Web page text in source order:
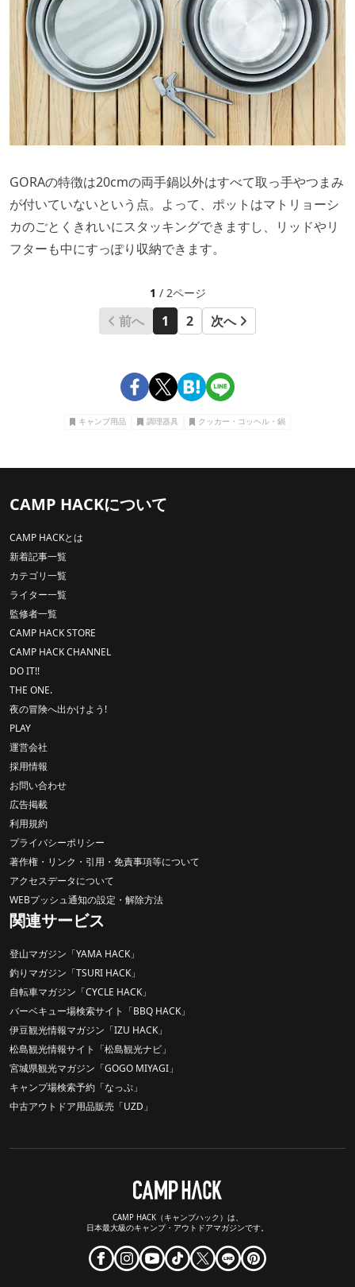
GORAの特徴は20cmの両手鍋以外はすべて取っ手やつまみ
が付いていないという点。よって、ポットはマトリョーシ
カのごとくきれいにスタッキングできますし、リッドやリ
フターも中にすっぽり収納できます。
1 / 2ページ
前へ 1 2 次へ
キャンプ用品 調理器具 クッカー・コッヘル・鍋
CAMP HACKについて
CAMP HACKとは
新着記事一覧
カテゴリ一覧
ライター一覧
監修者一覧
CAMP HACK STORE
CAMP HACK CHANNEL
DO IT!!
THE ONE.
夜の冒険へ出かけよう!
PLAY
運営会社
採用情報
お問い合わせ
広告掲載
利用規約
プライバシーポリシー
著作権・リンク・引用・免責事項等について
アクセスデータについて
WEBプッシュ通知の設定・解除方法
関連サービス
登山マガジン「YAMA HACK」
釣りマガジン「TSURI HACK」
自転車マガジン「CYCLE HACK」
バーベキュー場検索サイト「BBQ HACK」
伊豆観光情報マガジン「IZU HACK」
松島観光情報サイト「松島観光ナビ」
宮城県観光マガジン「GOGO MIYAGI」
キャンプ場検索予約「なっぷ」
中古アウトドア用品販売「UZD」
CAMP HACK（キャンプハック）は、
日本最大級のキャンプ・アウトドアマガジンです。